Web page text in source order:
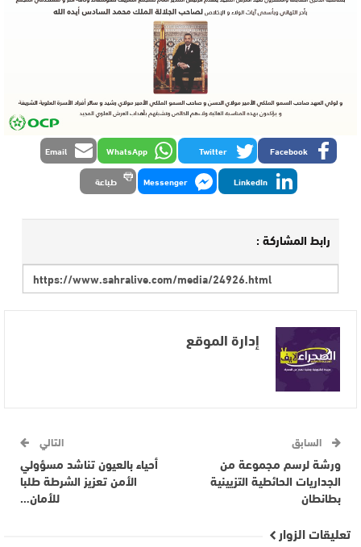
Facebook
Twitter
WhatsApp
Email
LinkedIn
Messenger طباعة
رابط المشاركة :
إدارة الموقع
السابق
ورشة لرسم مجموعة من
الجداريات الحائطية التزيينية
بطانطان
التالي
أحياء بالعيون تناشد مسؤولي
الأمن تعزيز الشرطة طلبا
للأمان…
تعليقات الزوار